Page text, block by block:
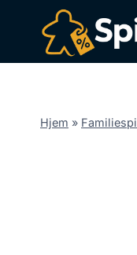
Hjem »